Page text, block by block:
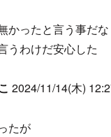
かったと言う事だな
うわけだ安心した
2024/11/14(木)
たが